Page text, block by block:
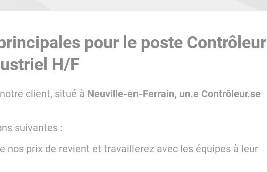
pour le poste Contrôleur
H/F
client, situé à Neuville-en-Ferrain, un.e Contrôleur.se
suivantes :
nos prix de revient et travaillerez avec les équipes à leur